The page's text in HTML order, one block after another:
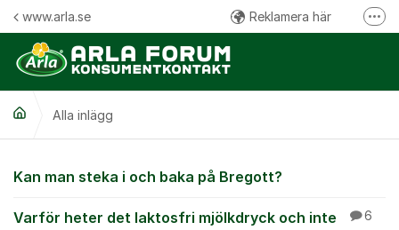
Hoppa till innehåll
www.arla.se Reklamera här
Följ oss på Facebook
Alla inlägg
Alla inlägg
Kan man steka i och baka på Bregott?
Varför heter det laktosfri mjölkdryck och inte
6